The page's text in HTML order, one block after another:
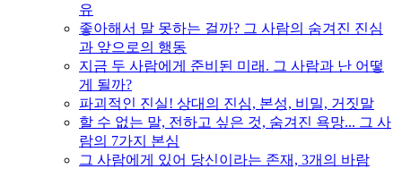
유
좋아해서 말 못하는 걸까? 그 사람의 숨겨진 진심
과 앞으로의 행동
지금 두 사람에게 준비된 미래. 그 사람과 난 어떻
게 될까?
파괴적인 진실! 상대의 진심, 본성, 비밀, 거짓말
할 수 없는 말, 전하고 싶은 것, 숨겨진 욕망... 그 사
람의 7가지 본심
그 사람에게 있어 당신이라는 존재, 3개의 바람